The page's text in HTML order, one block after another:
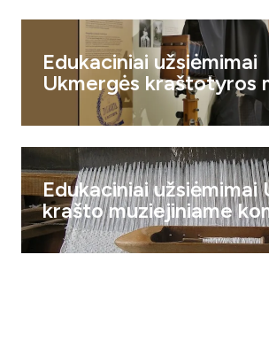
Edukaciniai užsiėmimai
Ukmergės kraštotyros
Edukaciniai užsiėmimai
krašto muziejiniame